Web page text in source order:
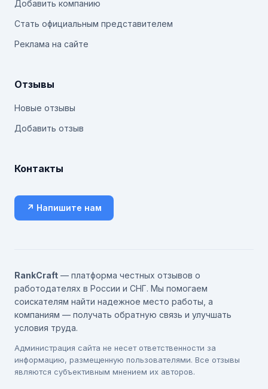
Добавить компанию
Стать официальным представителем
Реклама на сайте
Отзывы
Новые отзывы
Добавить отзыв
Контакты
↗ Напишите нам
RankCraft — платформа честных отзывов о
работодателях в России и СНГ. Мы помогаем
соискателям найти надежное место работы, а
компаниям — получать обратную связь и улучшать
условия труда.
Администрация сайта не несет ответственности за
информацию, размещенную пользователями. Все отзывы
являются субъективным мнением их авторов.